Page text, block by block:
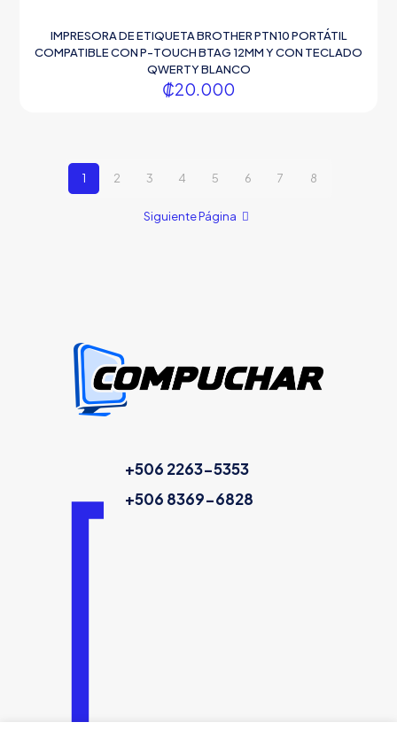
IMPRESORA DE ETIQUETA BROTHER PTN10 PORTÁTIL
COMPATIBLE CON P-TOUCH BTAG 12MM Y CON TECLADO
QWERTY BLANCO
₡20.000
1 2 3 4 5 6 7 8
Siguiente Página
+506 2263-5353
+506 8369-6828